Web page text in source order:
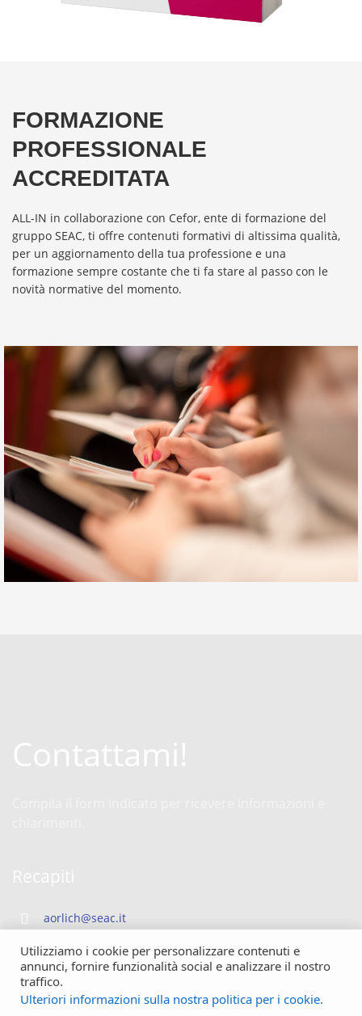
FORMAZIONE
PROFESSIONALE
ACCREDITATA
ALL-IN in collaborazione con Cefor, ente di formazione del
gruppo SEAC, ti offre contenuti formativi di altissima qualità,
per un aggiornamento della tua professione e una
formazione sempre costante che ti fa stare al passo con le
novità normative del momento.
Contattami!
Recapiti
aorlich@seac.it
+39 3491243150
Utilizziamo i cookie per personalizzare contenuti e
annunci, fornire funzionalità social e analizzare il nostro
traffico.
Ulteriori informazioni sulla nostra politica per i cookie.